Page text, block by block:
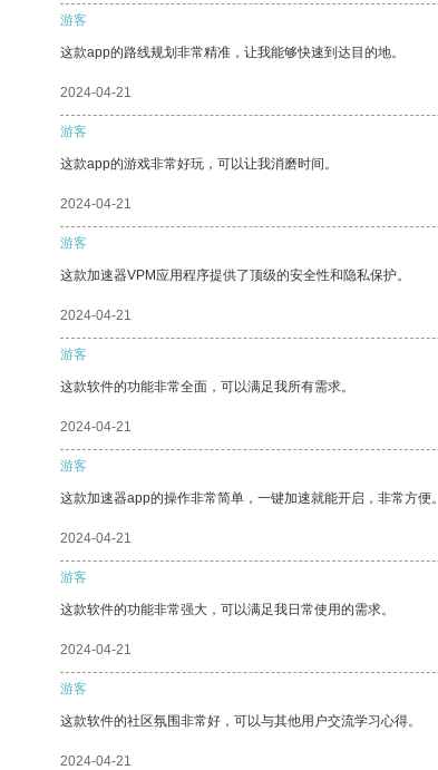
游客
这款app的路线规划非常精准，让我能够快速到达目的地。
2024-04-21
游客
这款app的游戏非常好玩，可以让我消磨时间。
2024-04-21
游客
这款加速器VPM应用程序提供了顶级的安全性和隐私保护。
2024-04-21
游客
这款软件的功能非常全面，可以满足我所有需求。
2024-04-21
游客
这款加速器app的操作非常简单，一键加速就能开启，非常方便。
2024-04-21
游客
这款软件的功能非常强大，可以满足我日常使用的需求。
2024-04-21
游客
这款软件的社区氛围非常好，可以与其他用户交流学习心得。
2024-04-21